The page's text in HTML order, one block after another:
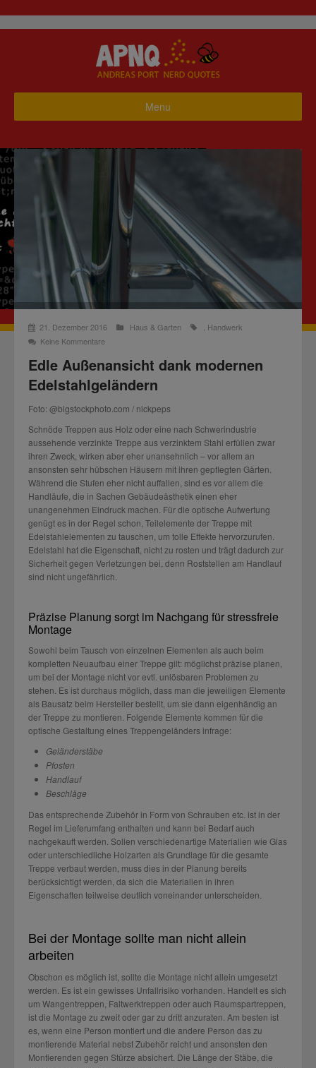
Menu
Startseite
Haus & Garten
Hobby
21. Dezember 2016 Haus & Garten
Handwerk
Keine Kommentare
Edle Außenansicht dank modernen
Edelstahlgeländern
Foto: @bigstockphoto.com / nickpeps
Schnöde Treppen aus Holz oder eine nach Schwerindustrie
aussehende verzinkte Treppe aus verzinktem Stahl erfüllen zwar
ihren Zweck, wirken aber eher unansehnlich – vor allem an
ansonsten sehr hübschen Häusern mit ihren gepflegten Gärten.
Während die Stufen eher nicht auffallen, sind es vor allem die
Handläufe, die in Sachen Gebäudeästhetik einen eher
unangenehmen Eindruck machen. Für die optische Aufwertung
genügt es in der Regel schon, Teilelemente der Treppe mit
Edelstahlelementen zu tauschen, um tolle Effekte hervorzurufen.
Edelstahl hat die Eigenschaft, nicht zu rosten und trägt dadurch zur
Sicherheit gegen Verletzungen bei, denn Roststellen am Handlauf
sind nicht ungefährlich.
Präzise Planung sorgt im Nachgang für stressfreie
Montage
Sowohl beim Tausch von einzelnen Elementen als auch beim
kompletten Neuaufbau einer Treppe gilt: möglichst präzise planen,
um bei der Montage nicht vor evtl. unlösbaren Problemen zu
stehen. Es ist durchaus möglich, dass man die jeweiligen Elemente
als Bausatz beim Hersteller bestellt, um sie dann eigenhändig an
der Treppe zu montieren. Folgende Elemente kommen für die
optische Gestaltung eines Treppengeländers infrage:
Geländerstäbe
Pfosten
Handlauf
Beschläge
Das entsprechende Zubehör in Form von Schrauben etc. ist in der
Regel im Lieferumfang enthalten und kann bei Bedarf auch
nachgekauft werden. Sollen verschiedenartige Materialien wie Glas
oder unterschiedliche Holzarten als Grundlage für die gesamte
Treppe verbaut werden, muss dies in der Planung bereits
berücksichtigt werden, da sich die Materialien in ihren
Eigenschaften teilweise deutlich voneinander unterscheiden.
Bei der Montage sollte man nicht allein
arbeiten
Obschon es möglich ist, sollte die Montage nicht allein umgesetzt
werden. Es ist ein gewisses Unfallrisiko vorhanden. Handelt es sich
um Wangentreppen, Faltwerktreppen oder auch Raumspartreppen,
ist die Montage zu zweit oder gar zu dritt anzuraten. Am besten ist
es, wenn eine Person montiert und die andere Person das zu
montierende Material nebst Zubehör reicht und ansonsten den
Montierenden gegen Stürze absichert. Die Länge der Stäbe, die